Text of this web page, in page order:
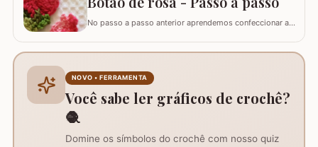
No passo a passo anterior aprendemos confeccionar a
grupo Viciadas em crochê. Fiz o passo a passo com
algumas poucas diferenças e também para auxil
NOVO • FERRAMENTA
Você sabe ler gráficos de crochê?
🧶
Domine os símbolos do crochê com nosso quiz